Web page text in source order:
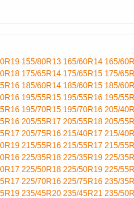
155/80R13 165/60R14 165/
175/65R14 175/65R15 175/
185/60R14 185/60R15 185/
195/55R15 195/55R16 195/
195/70R15 195/70R16 205/
205/55R17 205/55R18 205/
205/75R16 215/40R17 215/
215/55R16 215/55R17 215/
225/35R18 225/35R19 225/
225/50R18 225/50R19 225/
225/70R16 225/75R16 235/
235/45R20 235/45R21 235/